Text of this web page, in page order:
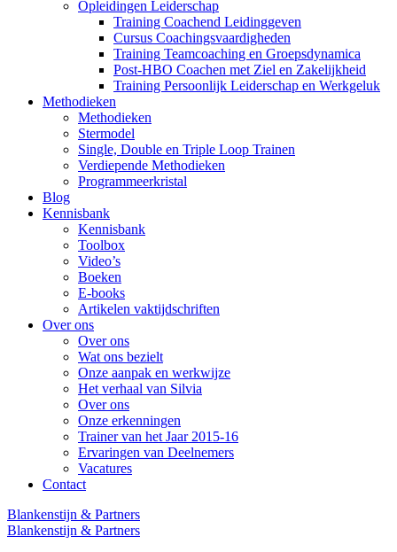
Opleidingen Leiderschap
Training Coachend Leidinggeven
Cursus Coachingsvaardigheden
Training Teamcoaching en Groepsdynamica
Post-HBO Coachen met Ziel en Zakelijkheid
Training Persoonlijk Leiderschap en Werkgeluk
Methodieken
Methodieken
Stermodel
Single, Double en Triple Loop Trainen
Verdiepende Methodieken
Programmeerkristal
Blog
Kennisbank
Kennisbank
Toolbox
Video’s
Boeken
E-books
Artikelen vaktijdschriften
Over ons
Over ons
Wat ons bezielt
Onze aanpak en werkwijze
Het verhaal van Silvia
Over ons
Onze erkenningen
Trainer van het Jaar 2015-16
Ervaringen van Deelnemers
Vacatures
Contact
Blankenstijn & Partners
Blankenstijn & Partners